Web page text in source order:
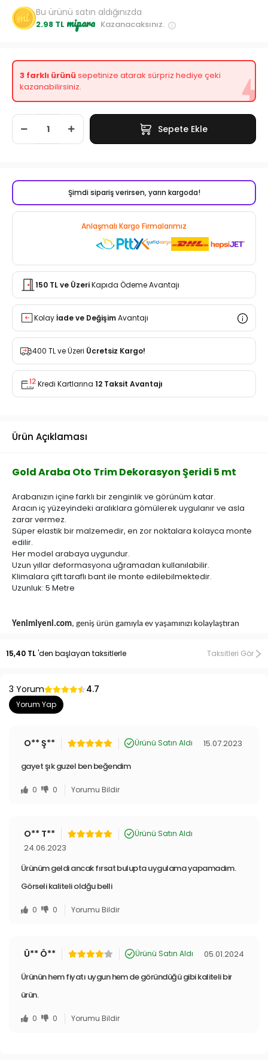
Bu ürünü satın aldığınızda
2.98 TL mipara Kazanacaksınız.
3 farklı ürünüsepetinize atarak sürpriz hediye çeki
kazanabilirsiniz.
Sepete Ekle
Şimdi sipariş verirsen, yarın kargoda!
Anlaşmalı Kargo Firmalarımız
150 TL ve ÜzeriKapıda Ödeme Avantajı
Kolayİade ve DeğişimAvantajı
400 TL ve Üzeri Ücretsiz Kargo!
Kredi Kartlarına 12 Taksit Avantajı
Ürün Açıklaması
Gold Araba Oto Trim Dekorasyon Şeridi 5 mt
Arabanızın içine farklı bir zenginlik ve görünüm katar.
Aracın iç yüzeyindeki aralıklara gömülerek uygulanır ve asla
zarar vermez.
Süper elastik bir malzemedir, en zor noktalara kolayca monte
edilir.
Her model arabaya uygundur.
Uzun yıllar deformasyona uğramadan kullanılabilir.
Klimalara çift taraflı bant ile monte edilebilmektedir.
Uzunluk: 5 Metre
Yenimiyeni.com, geniş ürün gamıyla ev yaşamınızı kolaylaştıran
aparatlarından pratik mutfak gereçlerine, oto aksesuarlarından yapı
bir yelpazede ürünler sunmaktayız. Yenimiyeni.com'da TV’de
gördüğünüz, sosyal medyada rastladığınız, her yerde aradığınız
pratik ve işlevsel ürünleri bulabilirsiniz.
sizleri bekliyor. Renkli ve fonksiyonel ürünlerin dünyasına
15,40 TL'den başlayan taksitlerle Taksitleri Gör
3 Yorum 4.7
Yorum Yap
O** Ş** Ürünü Satın Aldı 15.07.2023
gayet şık guzel ben beğendim
0 0 Yorumu Bildir
O** T** Ürünü Satın Aldı
24.06.2023
Ürünüm geldi ancak fırsat bulupta uygulama yapamadım.
Görseli kaliteli oldğu belli
0 0 Yorumu Bildir
Ü** Ö** Ürünü Satın Aldı 05.01.2024
Ürünün hem fiyatı uygun hem de göründüğü gibi kaliteli bir
ürün.
0 0 Yorumu Bildir